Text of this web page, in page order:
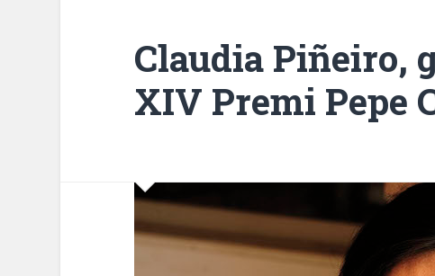
Claudia Piñeiro,
XIV Premi Pepe